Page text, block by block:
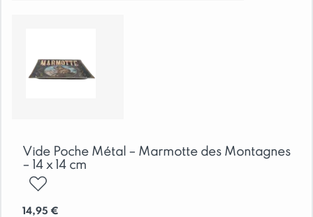
Vide Poche Métal – Marmotte des Montagnes
– 14 x 14 cm
ajouter
14,95 €